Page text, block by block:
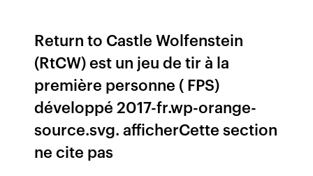
Return to Castle Wolfenstein
(RtCW) est un jeu de tir à la
première personne ( FPS)
développé 2017-fr.wp-orange-
source.svg. afficherCette section
ne cite pas